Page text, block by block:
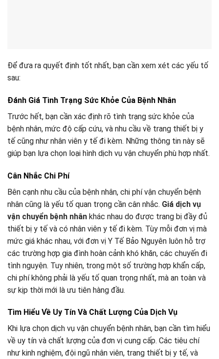
Để đưa ra quyết định tốt nhất, bạn cần xem xét các yếu tố
sau:
Đánh Giá Tình Trạng Sức Khỏe Của Bệnh Nhân
Trước hết, bạn cần xác định rõ tình trạng sức khỏe của
bệnh nhân, mức độ cấp cứu, và nhu cầu về trang thiết bị y
tế cũng như nhân viên y tế đi kèm. Những thông tin này sẽ
giúp bạn lựa chọn loại hình dịch vụ vận chuyển phù hợp nhất.
Cân Nhắc Chi Phí
Bên cạnh nhu cầu của bệnh nhân, chi phí vận chuyển bệnh
nhân cũng là yếu tố quan trọng cần cân nhắc. Giá dịch vụ
vận chuyển bệnh nhân khác nhau do được trang bị đầy đủ
thiết bị y tế và có nhân viên y tế đi kèm. Tùy mỗi đơn vị mà
mức giá khác nhau, với đơn vị Y Tế Bảo Nguyên luôn hỗ trợ
các trường hợp gia đình hoàn cảnh khó khăn, các chuyến đi
tình nguyện. Tuy nhiên, trong một số trường hợp khẩn cấp,
chi phí không phải là yếu tố quan trọng nhất, mà an toàn và
sự kịp thời mới là ưu tiên hàng đầu.
Tìm Hiểu Về Uy Tín Và Chất Lượng Của Dịch Vụ
Khi lựa chọn dịch vụ vận chuyển bệnh nhân, bạn cần tìm hiểu
về uy tín và chất lượng của đơn vị cung cấp. Các tiêu chí
như kinh nghiệm, đội ngũ nhân viên, trang thiết bị y tế, và